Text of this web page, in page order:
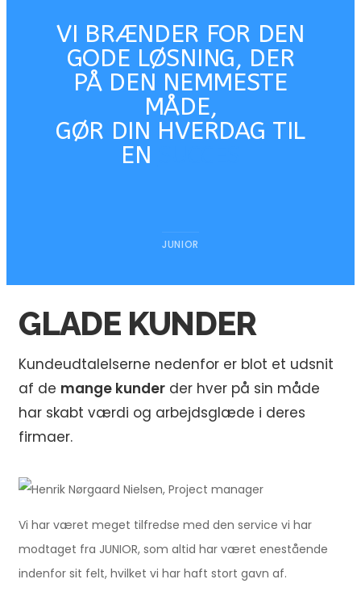
VI BRÆNDER FOR DEN
GODE LØSNING, DER
PÅ DEN NEMMESTE
MÅDE,
GØR DIN HVERDAG TIL
EN
JUNIOR
GLADE KUNDER
Kundeudtalelserne nedenfor er blot et udsnit
af de mange kunder der hver på sin måde
har skabt værdi og arbejdsglæde i deres
firmaer.
Vi har været meget tilfredse med den service vi har
modtaget fra JUNIOR, som altid har været enestående
indenfor sit felt, hvilket vi har haft stort gavn af.